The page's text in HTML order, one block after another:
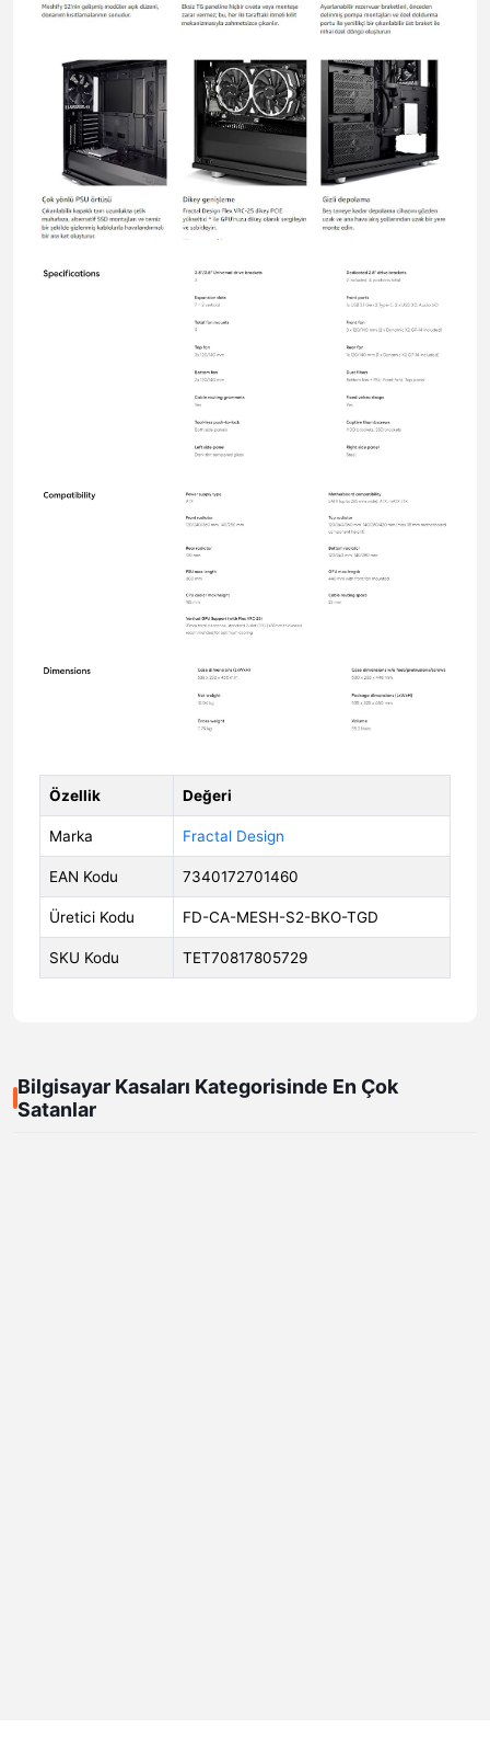
Özellik Değeri
Marka Fractal Design
EAN Kodu 7340172701460
Üretici Kodu FD-CA-MESH-S2-BKO-TGD
SKU Kodu TET70817805729
Bilgisayar Kasaları Kategorisinde En Çok
Satanlar